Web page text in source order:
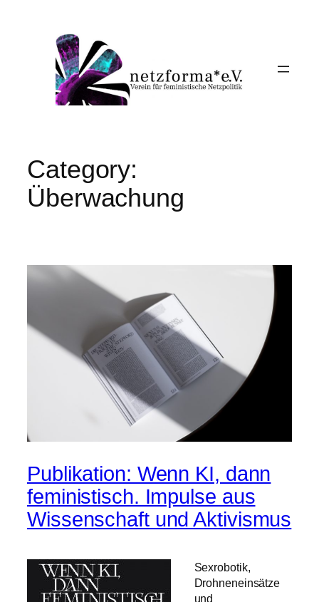
Category:
Überwachung
Publikation: Wenn KI, dann
feministisch. Impulse aus
Wissenschaft und Aktivismus
Sexrobotik,
Drohneneinsätze
und